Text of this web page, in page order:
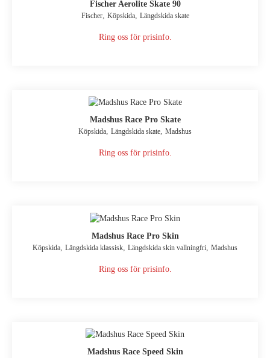
Fischer Aerolite Skate 90
Fischer, Köpskida, Längdskida skate
Ring oss för prisinfo.
Madshus Race Pro Skate
Köpskida, Längdskida skate, Madshus
Ring oss för prisinfo.
Madshus Race Pro Skin
Köpskida Längdskida klassisk Längdskida skin vallningfri Madshus
Ring oss för prisinfo.
Madshus Race Speed Skin